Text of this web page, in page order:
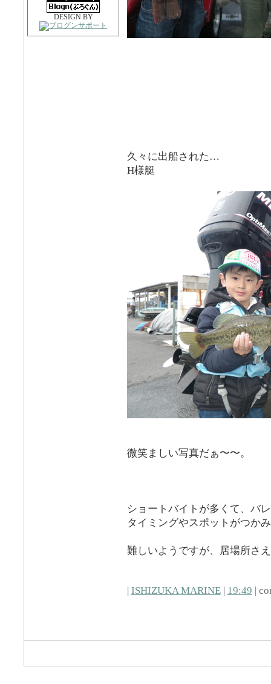
DESIGN BY
久々に出船された…
H様艇
微笑ましい写真だぁ〜〜。
ショートバイトが多くて、バ
タイミングやスポットがつか
難しいようですが、居場所さ
| ISHIZUKA MARINE| 19:49 |